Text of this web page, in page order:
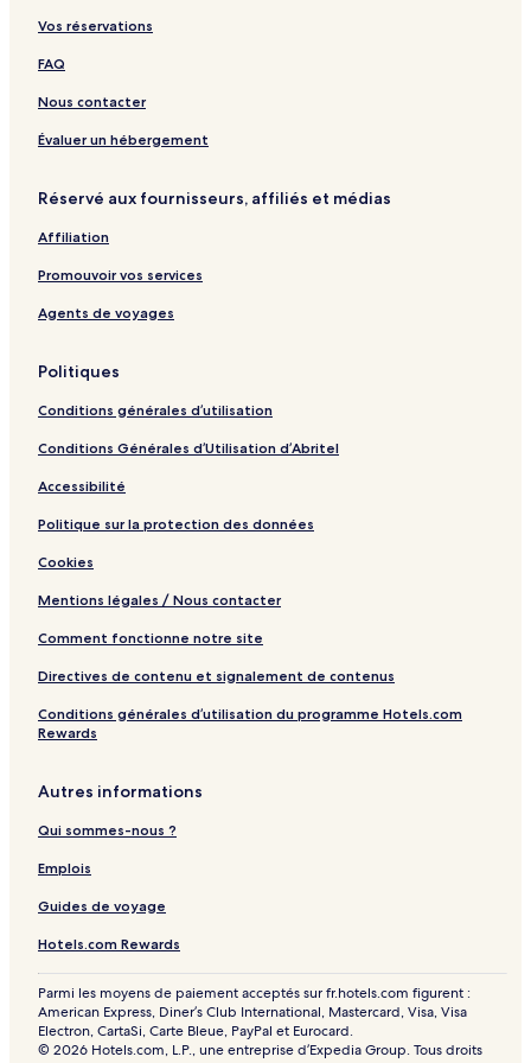
ln
d
R
o
m
i
r
a
,
u
t
Vos réservations
FAQ
Nous contacter
Évaluer un hébergement
Réservé aux fournisseurs, affiliés et médias
Affiliation
Promouvoir vos services
Agents de voyages
Politiques
Conditions générales d’utilisation
Conditions Générales d’Utilisation d’Abritel
Accessibilité
Politique sur la protection des données
Cookies
Mentions légales / Nous contacter
Comment fonctionne notre site
Directives de contenu et signalement de contenus
Conditions générales d’utilisation du programme Hotels.com
Rewards
Autres informations
Qui sommes-nous ?
Emplois
Guides de voyage
Hotels.com Rewards
Parmi les moyens de paiement acceptés sur fr.hotels.com figurent :
American Express, Diner’s Club International, Mastercard, Visa, Visa
Electron, CartaSi, Carte Bleue, PayPal et Eurocard.
© 2026 Hotels.com, L.P., une entreprise d’Expedia Group. Tous droits